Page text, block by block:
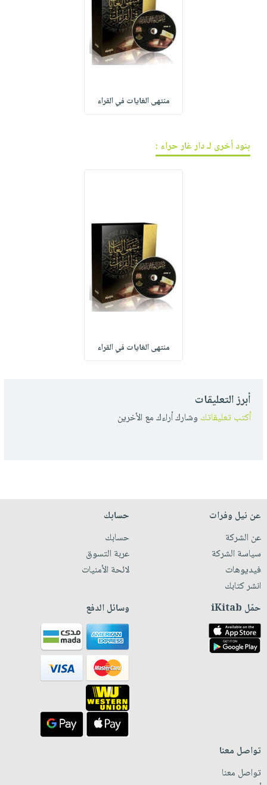
منتهى الغايات في القراء
بنود أخرى لـ دار غار حراء :
منتهى الغايات في القراء
أبرز التعليقات
أكتب تعليقاتك وشارك أراءك مع الأخرين
عن نيل وفرات
عن الشركة
سياسة الشركة
فيديوهات
انشر كتابك
حسابك
حسابك
عربة التسوق
لائحة الأمنيات
حمّل iKitab وسائل الدفع
تواصل معنا
تواصل معنا